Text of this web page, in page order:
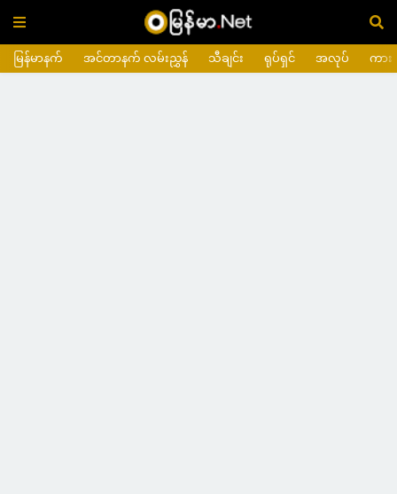
မြန်မာနက် အင်တာနက် လမ်းညွှန် သီချင်း ရုပ်ရှင် အလုပ် ကား